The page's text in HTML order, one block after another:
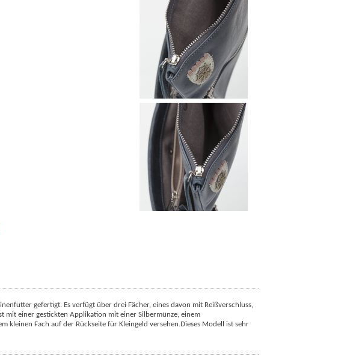
gefertigt. Es verfügt über drei Fächer, eines davon mit Reißverschluss,
mit einer gestickten Applikation mit einer Silbermünze, einem
kleinen Fach auf der Rückseite für Kleingeld versehen.Dieses Modell ist sehr